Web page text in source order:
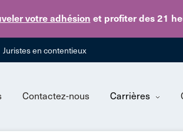
votre adhésion et profiter des 21
Skip to main
Juristes en contentieux
Contactez-nous Carrières